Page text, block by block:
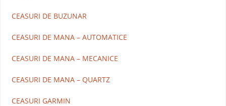
CEASURI DE BUZUNAR
CEASURI DE MANA – AUTOMATICE
CEASURI DE MANA – MECANICE
CEASURI DE MANA – QUARTZ
CEASURI GARMIN